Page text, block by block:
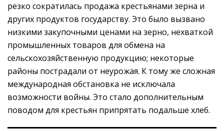
резко сократилась продажа крестьянами зерна и
других продуктов государству. Это было вызвано
низкими закупочными ценами на зерно, нехваткой
промышленных товаров для обмена на
сельскохозяйственную продукцию; некоторые
районы пострадали от неурожая. К тому же сложная
международная обстановка не исключала
возможности войны. Это стало дополнительным
поводом для крестьян припрятать подальше хлеб.